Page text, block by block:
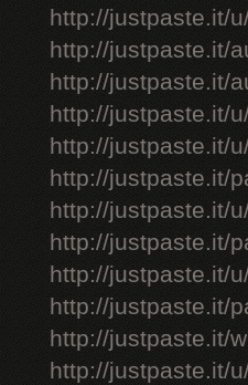
http://justpaste.it/
http://justpaste.it/
http://justpaste.it/
http://justpaste.it/
http://justpaste.it/
http://justpaste.it/
http://justpaste.it/
http://justpaste.it/
http://justpaste.it/
http://justpaste.it/
http://justpaste.it/
http://justpaste.it/